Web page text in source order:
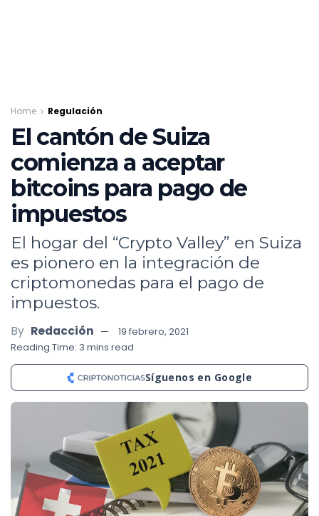
Home Regulación
El cantón de Suiza
comienza a aceptar
bitcoins para pago de
impuestos
El hogar del “Crypto Valley” en Suiza
es pionero en la integración de
criptomonedas para el pago de
impuestos.
By Redacción
19 febrero, 2021
Reading Time: 3 mins read
Síguenos en Google